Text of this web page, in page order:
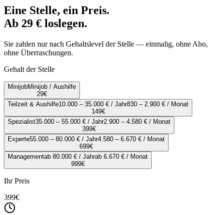
Eine Stelle, ein Preis.
Ab 29 € loslegen.
Sie zahlen nur nach Gehaltslevel der Stelle — einmalig, ohne Abo,
ohne Überraschungen.
Gehalt der Stelle
MinijobMinijob / Aushilfe
29€
Teilzeit & Aushilfe10.000 – 35.000 € / Jahr830 – 2.900 € / Monat
149€
Spezialist35.000 – 55.000 € / Jahr2.900 – 4.580 € / Monat
399€
Experte55.000 – 80.000 € / Jahr4.580 – 6.670 € / Monat
699€
Managementab 80.000 € / Jahrab 6.670 € / Monat
999€
Ihr Preis
399€